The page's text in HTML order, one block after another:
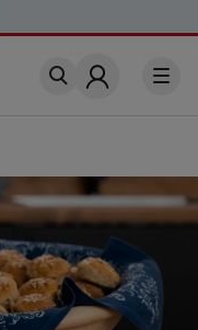
Account